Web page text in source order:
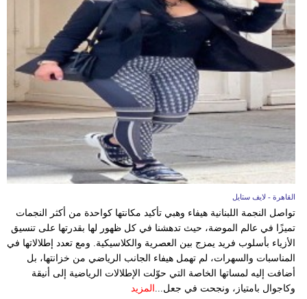
القاهرة - لايف ستايل
تواصل النجمة اللبنانية هيفاء وهبي تأكيد مكانتها كواحدة من أكثر النجمات
تميزًا في عالم الموضة، حيث تدهشنا في كل ظهور لها بقدرتها على تنسيق
الأزياء بأسلوب فريد يمزج بين العصرية والكلاسيكية. ومع تعدد إطلالاتها في
المناسبات والسهرات، لم تهمل هيفاء الجانب الرياضي من خزانتها، بل
أضافت إليه لمساتها الخاصة التي حوّلت الإطلالات الرياضية إلى أنيقة
وكاجوال بامتياز، ونجحت في جعل...
المزيد